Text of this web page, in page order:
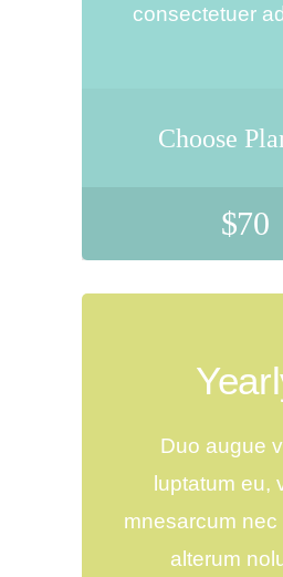
consectetuer
Choose
$70
Duo augue
luptatum eu,
mnesarcum nec
alterum